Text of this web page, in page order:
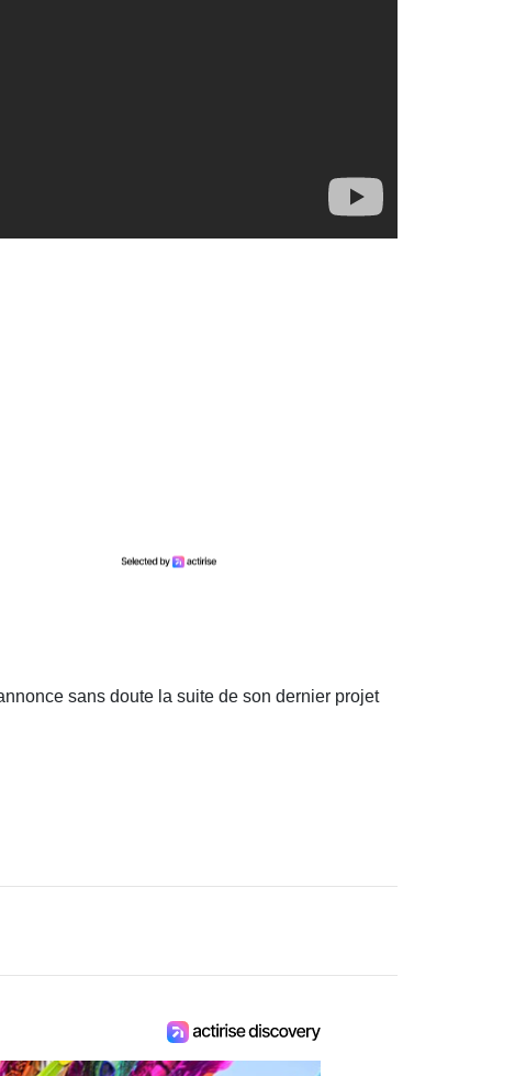
sans doute la suite de son dernier projet